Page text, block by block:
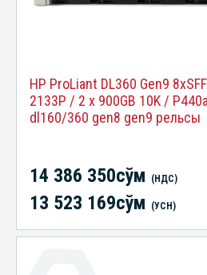
HP ProLiant DL360 Gen9
2133P / 2 x 900GB 10K /
dl160/360 gen8 gen9 рельсы
14 386 350сўм (НДС)
13 523 169сўм (УСН)